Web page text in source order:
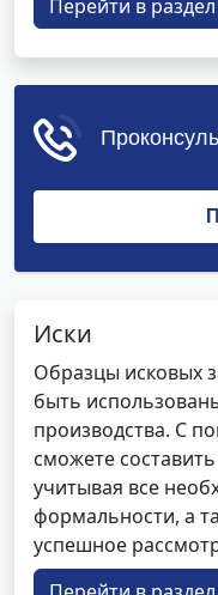
Перейти в раздел
Иски
Образцы исковых
быть
производства. С
сможете
учитывая все
формальности, а
успешное